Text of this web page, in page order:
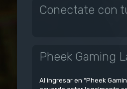
Conectate con
Pheek Gaming
Al ingresar en “Pheek